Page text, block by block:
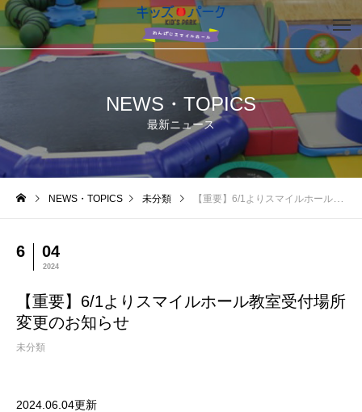
NEWS・TOPICS
最新ニュース
NEWS・TOPICS 未分類 【重要】6/1よりスマイルホール教室受付場所変更のお知らせ
6 04
2024
【重要】6/1よりスマイルホール教室受付場所
変更のお知らせ
未分類
2024.06.04更新